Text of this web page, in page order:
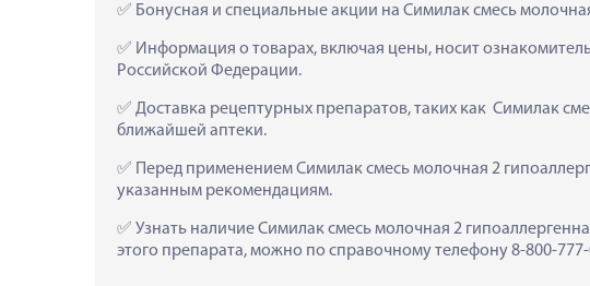
Бонусная и специальные акции на Симилак смесь
Информация о товарах, включая цены, носит
Российской Федерации.
Доставка рецептурных препаратов, таких как  Симилак
ближайшей аптеки.
Перед применением Симилак смесь молочная 2
указанным рекомендациям.
Узнать наличие Симилак смесь молочная 2
этого препарата, можно по справочному телефону 8-800-